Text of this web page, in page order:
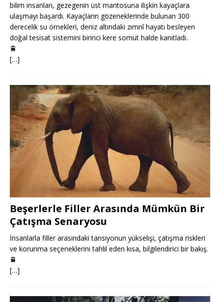
bilim insanları, gezegenin üst mantosuna ilişkin kayaçlara
ulaşmayı başardı. Kayaçların gözeneklerinde bulunan 300
derecelik su örnekleri, deniz altındaki zımnî hayatı besleyen
doğal tesisat sistemini birinci kere somut halde kanıtladı.
🚆
[…]
Beşerlerle Filler Arasında Mümkün Bir
Çatışma Senaryosu
İnsanlarla filler arasındaki tansiyonun yükselişi, çatışma riskleri
ve korunma seçeneklerini tahlil eden kısa, bilgilendirici bir bakış.
🚆
[…]